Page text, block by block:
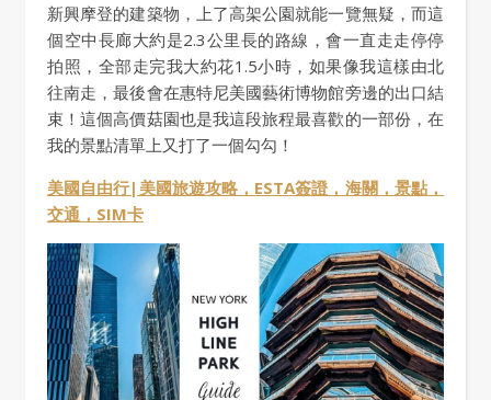
新興摩登的建築物，上了高架公園就能一覽無疑，而這
個空中長廊大約是2.3公里長的路線，會一直走走停停
拍照，全部走完我大約花1.5小時，如果像我這樣由北
往南走，最後會在惠特尼美國藝術博物館旁邊的出口結
束！這個高價菇園也是我這段旅程最喜歡的一部份，在
我的景點清單上又打了一個勾勾！
美國自由行|美國旅遊攻略，ESTA簽證，海關，景點，
交通，SIM卡